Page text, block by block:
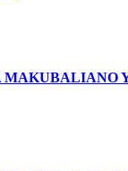
MAKUBALIANO